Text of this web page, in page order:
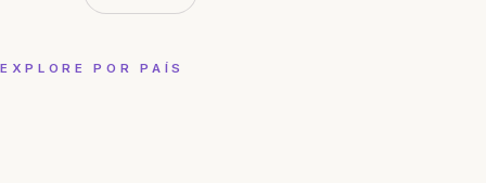
EXPLORE POR PAÍS
CHINA